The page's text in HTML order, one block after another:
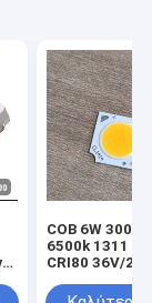
COB 6W
6500k 1311
CRI80 36V/
φωτισμού